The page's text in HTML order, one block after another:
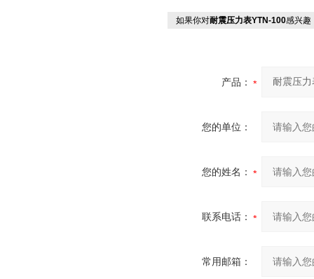
如果你对耐震压力表YTN-100感兴趣
产品：
您的单位：
您的姓名：
联系电话：
常用邮箱：